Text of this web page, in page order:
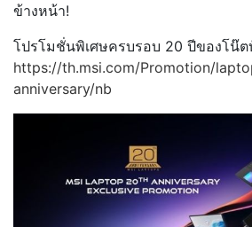
ข้างหน้า!
โปรโมชั่นพิเศษครบรอบ 20 ปีของโน๊ต
https://th.msi.com/Promotion/
anniversary/nb